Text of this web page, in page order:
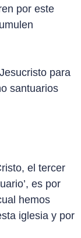
por este
para
santuarios
el tercer
es por
hemos
iglesia y por